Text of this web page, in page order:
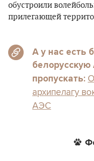
обустроили
прилегающей
А у нас есть
белорусскую
пропускать:
архипелагу
АЭС